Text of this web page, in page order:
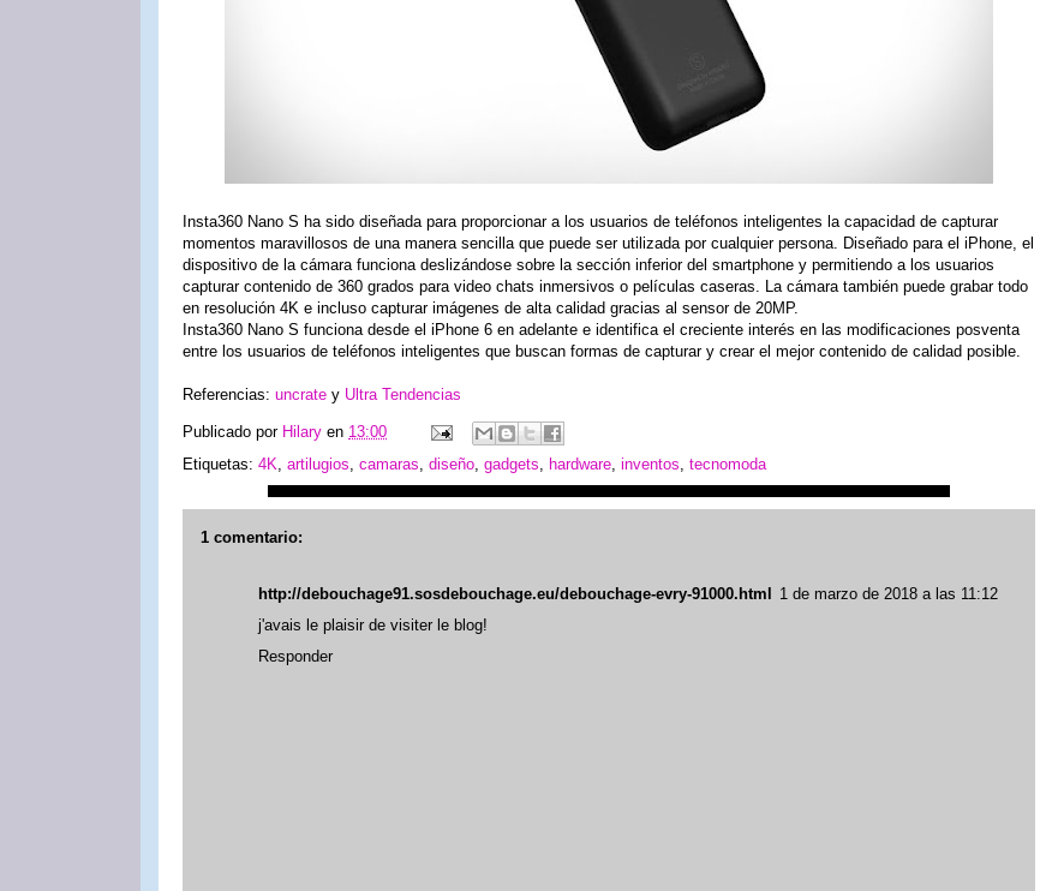
Insta360 Nano S ha sido diseñada para proporcionar a los usuarios de teléfonos inteligentes la capacidad de capturar
momentos maravillosos de una manera sencilla que puede ser utilizada por cualquier persona. Diseñado para el iPhone, el
dispositivo de la cámara funciona deslizándose sobre la sección inferior del smartphone y permitiendo a los usuarios
capturar contenido de 360 ​​grados para video chats inmersivos o películas caseras. La cámara también puede grabar todo
en resolución 4K e incluso capturar imágenes de alta calidad gracias al sensor de 20MP.
Insta360 Nano S funciona desde el iPhone 6 en adelante e identifica el creciente interés en las modificaciones posventa
entre los usuarios de teléfonos inteligentes que buscan formas de capturar y crear el mejor contenido de calidad posible.
Referencias: uncrate y Ultra Tendencias
Publicado por Hilary en 13:00
Etiquetas: 4K, artilugios, camaras, diseño, gadgets, hardware, inventos, tecnomoda
1 comentario:
http://debouchage91.sosdebouchage.eu/debouchage-evry-91000.html 1 de marzo de 2018 a las 11:12
j'avais le plaisir de visiter le blog!
Responder